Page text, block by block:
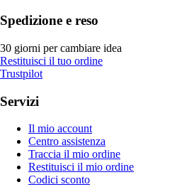
Spedizione e reso
30 giorni per cambiare idea
Restituisci il tuo ordine
Trustpilot
Servizi
Il mio account
Centro assistenza
Traccia il mio ordine
Restituisci il mio ordine
Codici sconto